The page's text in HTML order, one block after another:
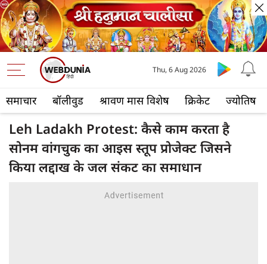
समाचार बॉलीवुड श्रावण मास विशेष क्रिकेट ज्योतिष
Thu, 6 Aug 2026
Leh Ladakh Protest: कैसे काम करता है
सोनम वांगचुक का आइस स्तूप प्रोजेक्ट जिसने
किया लद्दाख के जल संकट का समाधान